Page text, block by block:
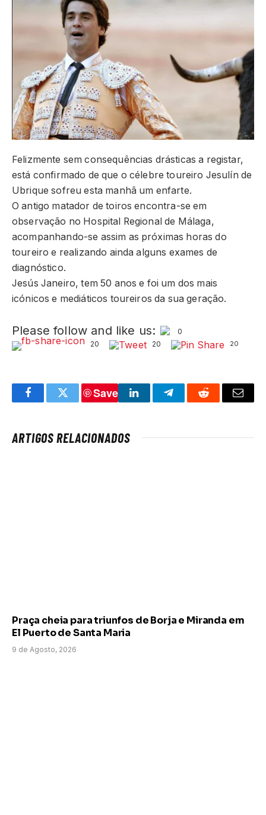
Felizmente sem consequências drásticas a registar,
está confirmado de que o célebre toureiro Jesulín de
Ubrique sofreu esta manhã um enfarte.
O antigo matador de toiros encontra-se em
observação no Hospital Regional de Málaga,
acompanhando-se assim as próximas horas do
toureiro e realizando ainda alguns exames de
diagnóstico.
Jesús Janeiro, tem 50 anos e foi um dos mais
icónicos e mediáticos toureiros da sua geração.
Please follow and like us:
0
20
20 20
FacebookTwitter
Save
LinkedInTelegramReddit Email
ARTIGOS RELACIONADOS
Praça cheia para triunfos de Borja e Miranda em
El Puerto de Santa Maria
9 de Agosto, 2026